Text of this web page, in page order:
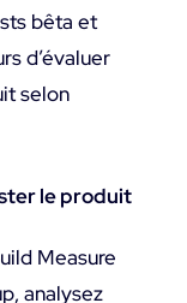
bêta et
d’évaluer
selon
le produit
Measure
analysez